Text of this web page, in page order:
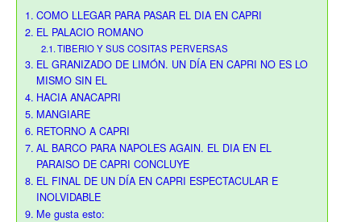
COMO LLEGAR PARA PASAR EL DIA EN CAPRI
EL PALACIO ROMANO
TIBERIO Y SUS COSITAS PERVERSAS
EL GRANIZADO DE LIMÓN. UN DÍA EN CAPRI NO ES LO
MISMO SIN EL
HACIA ANACAPRI
MANGIARE
RETORNO A CAPRI
AL BARCO PARA NAPOLES AGAIN. EL DIA EN EL
PARAISO DE CAPRI CONCLUYE
EL FINAL DE UN DÍA EN CAPRI ESPECTACULAR E
INOLVIDABLE
Me gusta esto: